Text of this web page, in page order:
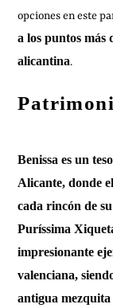
opciones en este
a los puntos más
alicantina.
Benissa es un
Alicante, donde
cada rincón de
Puríssima
impresionante
valenciana,
antigua